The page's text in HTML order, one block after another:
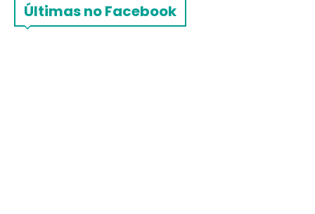
Últimas no Facebook